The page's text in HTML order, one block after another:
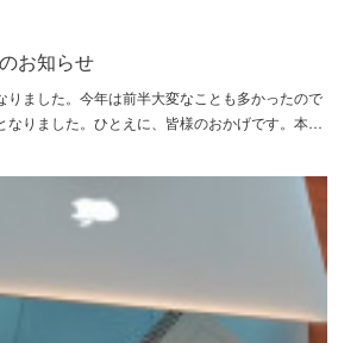
お知らせ
りました。今年は前半大変なことも多かったので
なりました。ひとえに、皆様のおかげです。本…